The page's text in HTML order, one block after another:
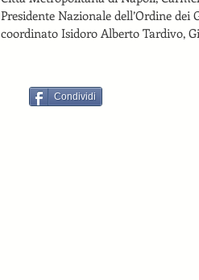
Presidente Nazionale dell’Ordine
coordinato Isidoro Alberto Tardivo,
Condividi